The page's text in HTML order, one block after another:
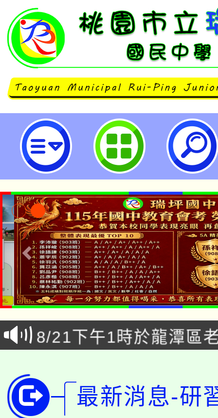
會稽國中辦理親職教育講座「提升
溝通技巧。」歡迎本校教職員工、
參加。-桃園市立瑞坪國民中學
公告本校115學年度第
代理(課)教師甄選結果
告(尚有缺額)
「本色祭」8/29、30在
場熱烈登場!
8/21下午1時於龍潭區
YOUNG桃局內行報名
局官網。
8月14至27日，桃園電
開!
115年桃園市運動會8/
最新消息-研